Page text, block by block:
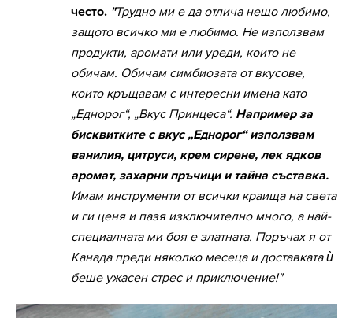
често. "Трудно ми е да отлича нещо любимо,
защото всичко ми е любимо. Не използвам
продукти, аромати или уреди, които не
обичам. Обичам симбиозата от вкусове,
които кръщавам с интересни имена като
„Еднорог“, „Вкус Принцеса“. Например за
бисквитките с вкус „Еднорог“ използвам
ванилия, цитруси, крем сирене, лек ядков
аромат, захарни пръчици и тайна съставка.
Имам инструменти от всички краища на света
и ги ценя и пазя изключително много, а най-
специалната ми боя е златната. Поръчах я от
Канада преди няколко месеца и доставката ѝ
беше ужасен стрес и приключение!"